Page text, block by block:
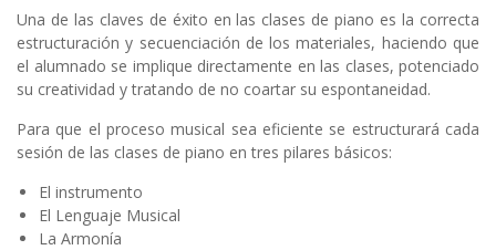
Una de las claves de éxito en las clases de piano es la correcta
estructuración y secuenciación de los materiales, haciendo que
el alumnado se implique directamente en las clases, potenciado
su creatividad y tratando de no coartar su espontaneidad.
Para que el proceso musical sea eficiente se estructurará cada
sesión de las clases de piano en tres pilares básicos:
El instrumento
El Lenguaje Musical
La Armonía